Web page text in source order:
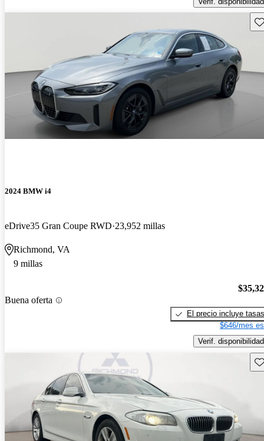
2024 BMW i4
eDrive35 Gran Coupe RWD 23,952 millas
Richmond, VA
9 millas
Buena oferta
El precio incluye tasas
$646/mes
Verif. disponibilidad